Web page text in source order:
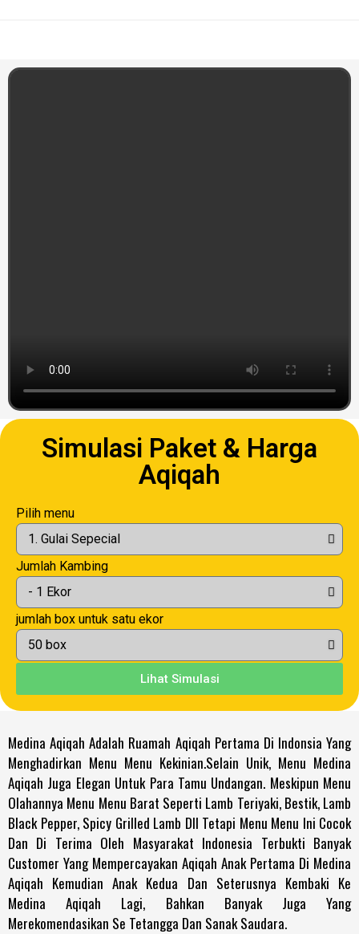
Simulasi Paket & Harga
Aqiqah
Pilih menu
Jumlah Kambing
jumlah box untuk satu ekor
Lihat Simulasi
Medina Aqiqah Adalah Ruamah Aqiqah Pertama Di Indonsia Yang
Menghadirkan Menu Menu Kekinian.selain Unik, Menu Medina
Aqiqah Juga Elegan Untuk Para Tamu Undangan. Meskipun Menu
Olahannya Menu Menu Barat Seperti Lamb Teriyaki, Bestik, Lamb
Black Pepper, Spicy Grilled Lamb Dll Tetapi Menu Menu Ini Cocok
Dan Di Terima Oleh Masyarakat Indonesia Terbukti Banyak
Customer Yang Mempercayakan Aqiqah Anak Pertama Di Medina
Aqiqah Kemudian Anak Kedua Dan Seterusnya Kembaki Ke
Medina Aqiqah Lagi, Bahkan Banyak Juga Yang
Merekomendasikan Se Tetangga Dan Sanak Saudara.